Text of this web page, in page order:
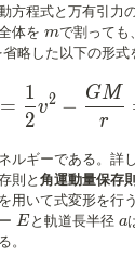
方程式と万有引力
体を m
mで割っても
省略した以下の形式
E =
=
2
1
v2 −
r
GM
ルギーである。詳
則と角運動量保存
を用いて式変形を行
E
Eと軌道長半径 a
a
。